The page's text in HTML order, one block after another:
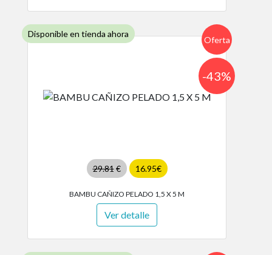
Disponible en tienda ahora
Oferta
29.81€ 16.95€
-43%
BAMBU CAÑIZO PELADO 1,5 X 5 M
Ver detalle